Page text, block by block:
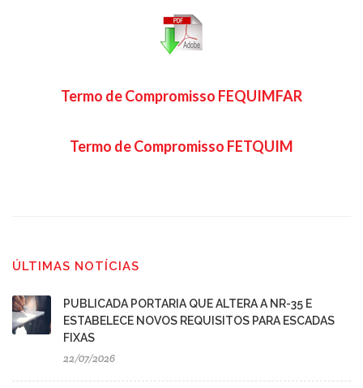
Termo de Compromisso FEQUIMFAR
Termo de Compromisso FETQUIM
ÚLTIMAS NOTÍCIAS
PUBLICADA PORTARIA QUE ALTERA A NR-35 E
ESTABELECE NOVOS REQUISITOS PARA ESCADAS
FIXAS
22/07/2026